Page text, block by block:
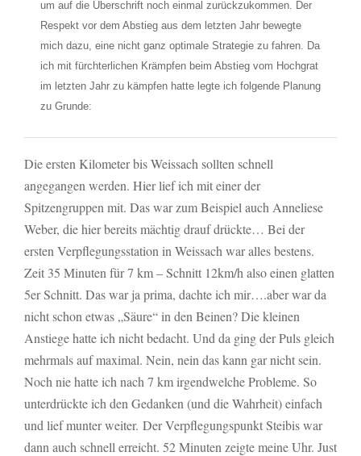
um auf die Überschrift noch einmal zurückzukommen. Der
Respekt vor dem Abstieg aus dem letzten Jahr bewegte
mich dazu, eine nicht ganz optimale Strategie zu fahren. Da
ich mit fürchterlichen Krämpfen beim Abstieg vom Hochgrat
im letzten Jahr zu kämpfen hatte legte ich folgende Planung
zu Grunde:
Die ersten Kilometer bis Weissach sollten schnell
angegangen werden. Hier lief ich mit einer der
Spitzengruppen mit. Das war zum Beispiel auch Anneliese
Weber, die hier bereits mächtig drauf drückte… Bei der
ersten Verpflegungsstation in Weissach war alles bestens.
Zeit 35 Minuten für 7 km – Schnitt 12km/h also einen glatten
5er Schnitt. Das war ja prima, dachte ich mir….aber war da
nicht schon etwas „Säure“ in den Beinen? Die kleinen
Anstiege hatte ich nicht bedacht. Und da ging der Puls gleich
mehrmals auf maximal. Nein, nein das kann gar nicht sein.
Noch nie hatte ich nach 7 km irgendwelche Probleme. So
unterdrückte ich den Gedanken (und die Wahrheit) einfach
und lief munter weiter. Der Verpflegungspunkt Steibis war
dann auch schnell erreicht. 52 Minuten zeigte meine Uhr. Just